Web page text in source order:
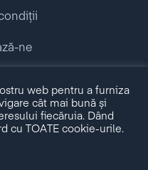
Ascent Group.
ne
web pentru a furniza
cât mai bună și
fiecăruia. Dând
cu TOATE cookie-urile.